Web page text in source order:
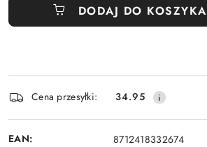
DODAJ DO KOSZYKA
Wyślij
Dostępność
i
dostawa
Cena przesyłki: 34.95
EAN: 8712418332674